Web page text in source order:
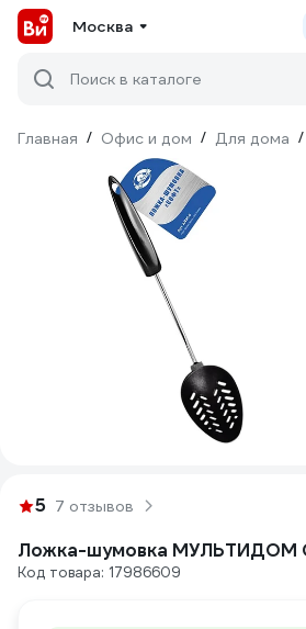
Москва
Поиск в каталоге
Главная / Офис и дом / Для дома /
5 7 отзывов
Ложка-шумовка МУЛЬТИДОМ
Код товара: 17986609